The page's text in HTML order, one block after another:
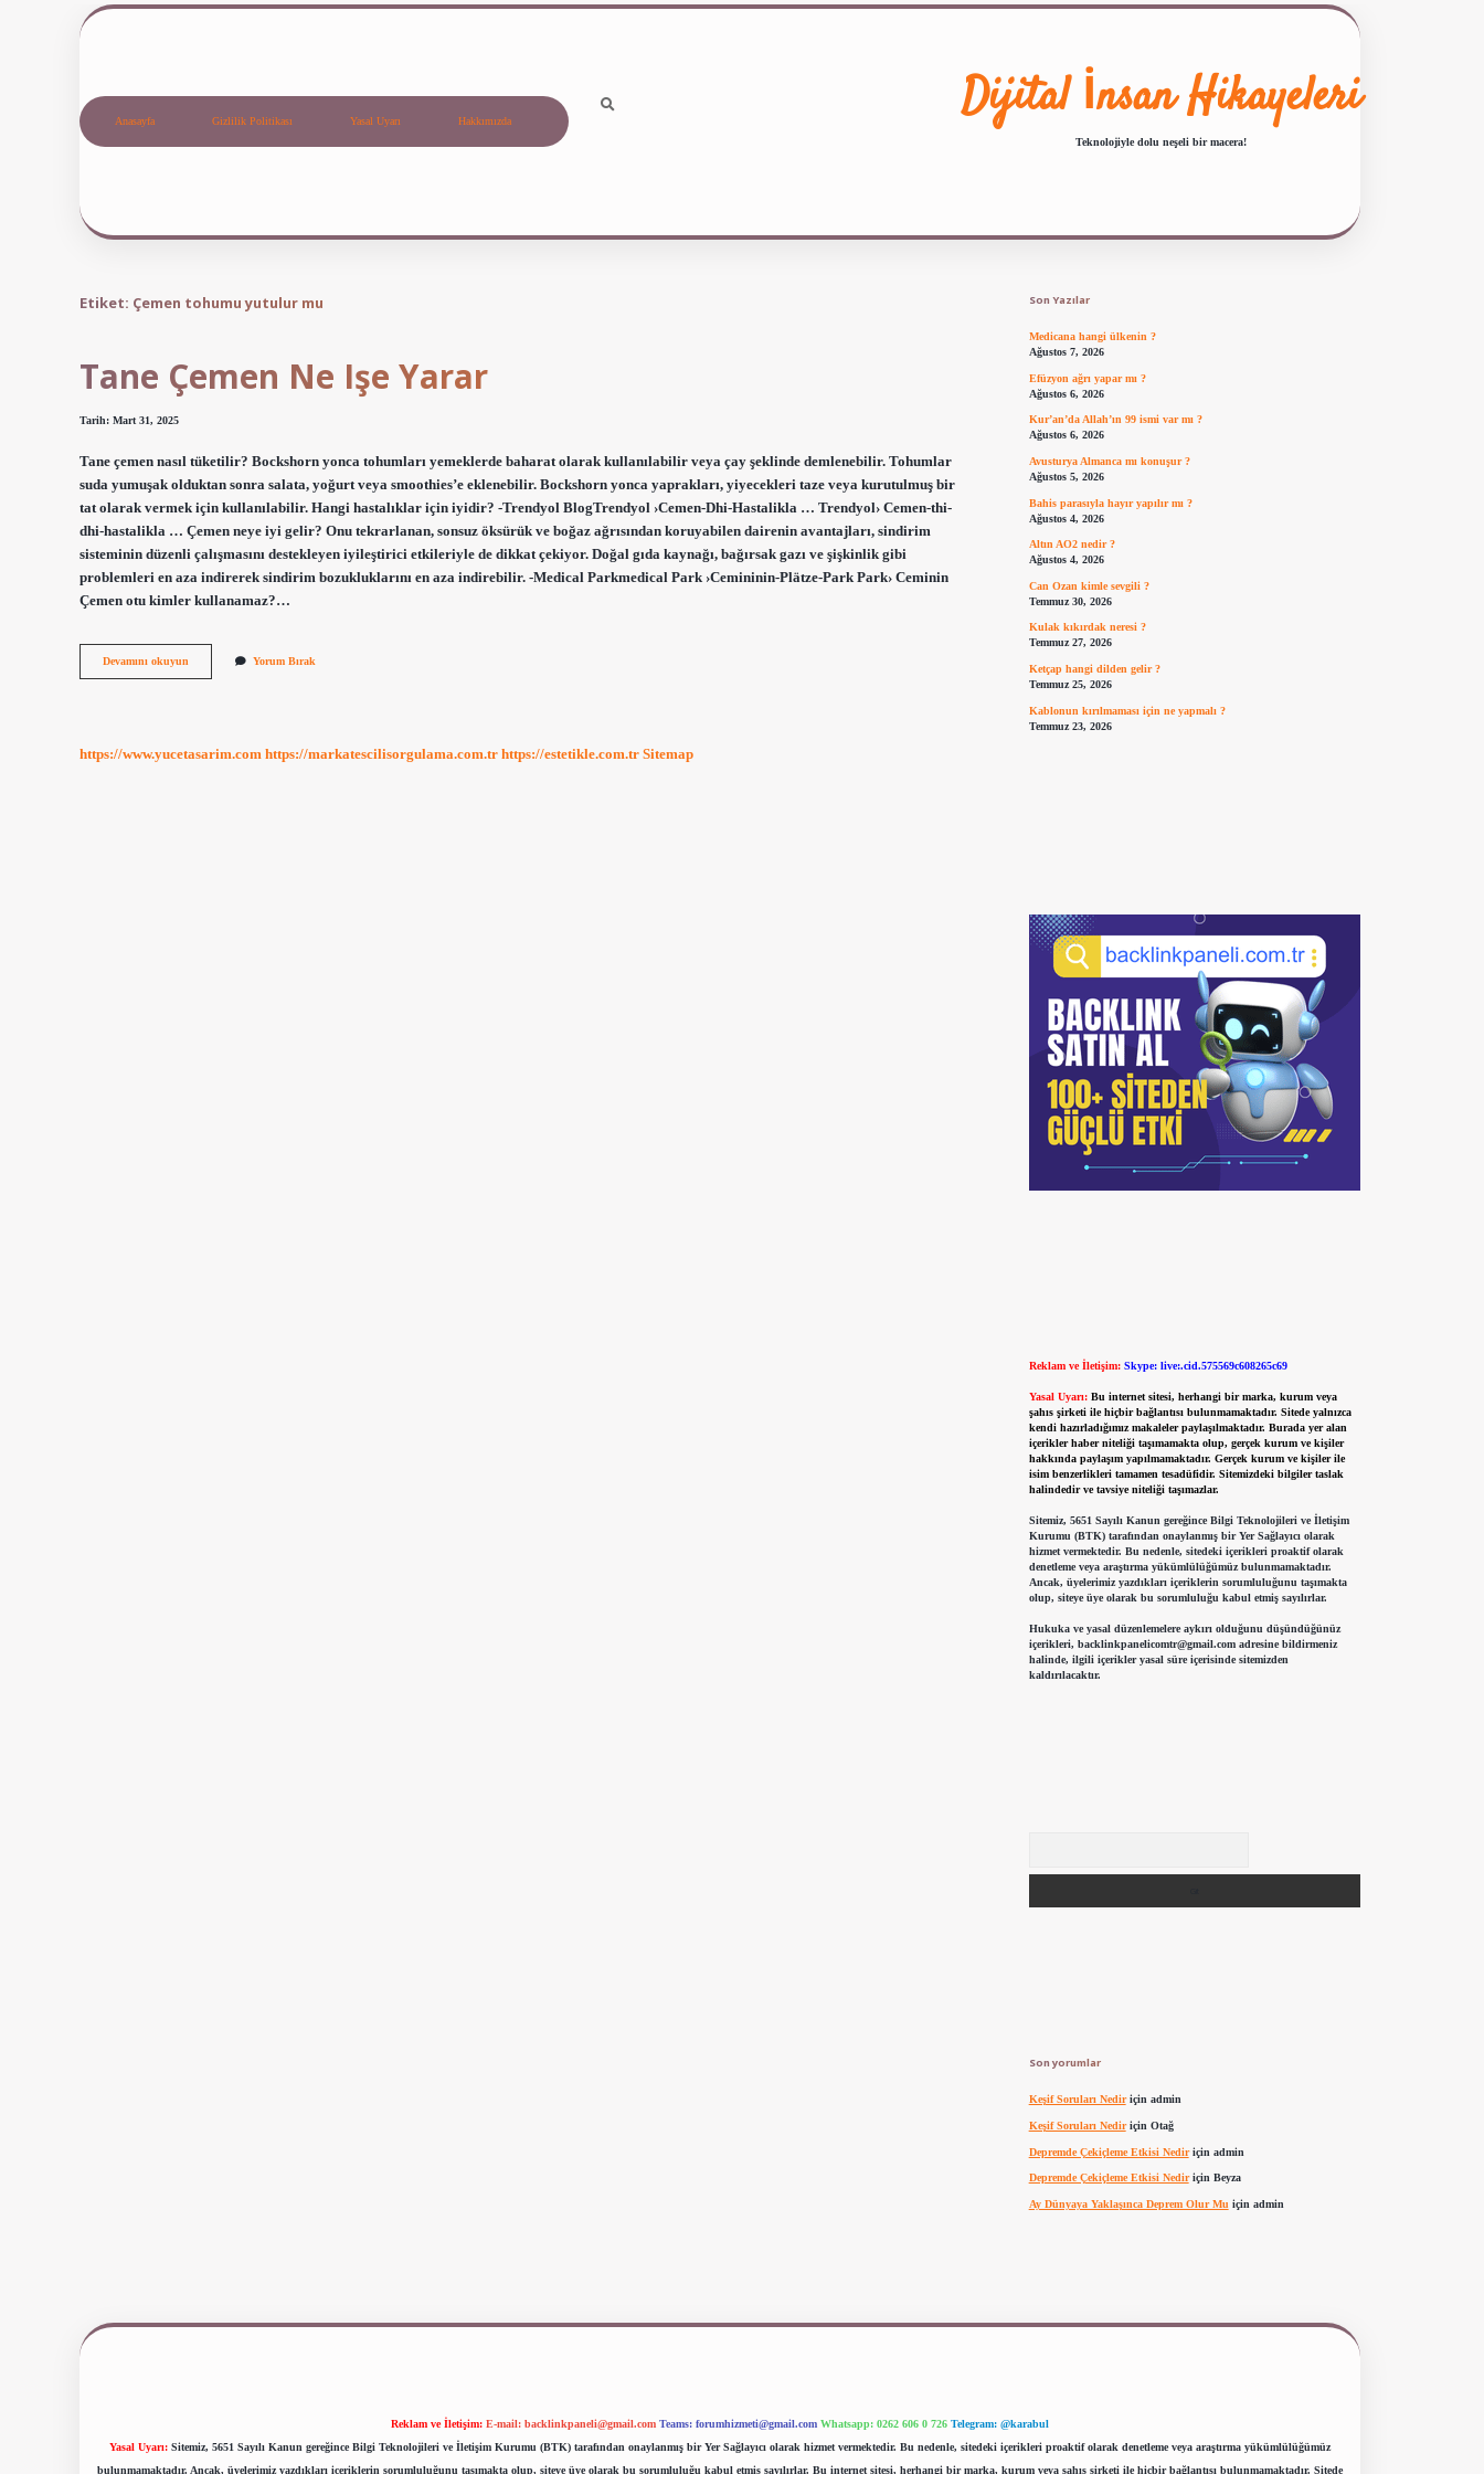
Anasayfa Gizlilik Politikası Yasal Uyarı Hakkımızda Dijital İnsan Hikayeleri
Teknolojiyle dolu neşeli bir macera!
Etiket: Çemen tohumu yutulur mu
Tane Çemen Ne Işe Yarar
Tarih: Mart 31, 2025
Tane çemen nasıl tüketilir? Bockshorn yonca tohumları yemeklerde baharat olarak kullanılabilir veya çay şeklinde demlenebilir. Tohumlar
suda yumuşak olduktan sonra salata, yoğurt veya smoothies’e eklenebilir. Bockshorn yonca yaprakları, yiyecekleri taze veya kurutulmuş bir
tat olarak vermek için kullanılabilir. Hangi hastalıklar için iyidir? -Trendyol BlogTrendyol ›Cemen-Dhi-Hastalikla … Trendyol› Cemen-thi-
dhi-hastalikla … Çemen neye iyi gelir? Onu tekrarlanan, sonsuz öksürük ve boğaz ağrısından koruyabilen dairenin avantajları, sindirim
sisteminin düzenli çalışmasını destekleyen iyileştirici etkileriyle de dikkat çekiyor. Doğal gıda kaynağı, bağırsak gazı ve şişkinlik gibi
problemleri en aza indirerek sindirim bozukluklarını en aza indirebilir. -Medical Parkmedical Park ›Cemininin-Plätze-Park Park› Ceminin
Çemen otu kimler kullanamaz?…
Devamını okuyun
Çemen
Yorum Bırak
https://www.yucetasarim.com https://markatescilisorgulama.com.tr https://estetikle.com.tr Sitemap
Son Yazılar
Medicana hangi ülkenin ?
Ağustos 7, 2026
Efüzyon ağrı yapar mı ?
Ağustos 6, 2026
Kur’an’da Allah’ın 99 ismi var mı ?
Ağustos 6, 2026
Avusturya Almanca mı konuşur ?
Ağustos 5, 2026
Bahis parasıyla hayır yapılır mı ?
Ağustos 4, 2026
Altın AO2 nedir ?
Ağustos 4, 2026
Can Ozan kimle sevgili ?
Temmuz 30, 2026
Kulak kıkırdak neresi ?
Temmuz 27, 2026
Ketçap hangi dilden gelir ?
Temmuz 25, 2026
Kablonun kırılmaması için ne yapmalı ?
Temmuz 23, 2026
Reklam ve İletişim: Skype: live:.cid.575569c608265c69
Yasal Uyarı: Bu internet sitesi, herhangi bir marka, kurum veya
şahıs şirketi ile hiçbir bağlantısı bulunmamaktadır. Sitede yalnızca
kendi hazırladığımız makaleler paylaşılmaktadır. Burada yer alan
içerikler haber niteliği taşımamakta olup, gerçek kurum ve kişiler
hakkında paylaşım yapılmamaktadır. Gerçek kurum ve kişiler ile
isim benzerlikleri tamamen tesadüfidir. Sitemizdeki bilgiler taslak
halindedir ve tavsiye niteliği taşımazlar.
Sitemiz, 5651 Sayılı Kanun gereğince Bilgi Teknolojileri ve İletişim
Kurumu (BTK) tarafından onaylanmış bir Yer Sağlayıcı olarak
hizmet vermektedir. Bu nedenle, sitedeki içerikleri proaktif olarak
denetleme veya araştırma yükümlülüğümüz bulunmamaktadır.
Ancak, üyelerimiz yazdıkları içeriklerin sorumluluğunu taşımakta
olup, siteye üye olarak bu sorumluluğu kabul etmiş sayılırlar.
Hukuka ve yasal düzenlemelere aykırı olduğunu düşündüğünüz
içerikleri, backlinkpanelicomtr@gmail.comadresine bildirmeniz
halinde, ilgili içerikler yasal süre içerisinde sitemizden
kaldırılacaktır.
Son yorumlar
Keşif Soruları Nediriçin admin
Keşif Soruları Nediriçin Otağ
Depremde Çekiçleme Etkisi Nediriçin admin
Depremde Çekiçleme Etkisi Nediriçin Beyza
Ay Dünyaya Yaklaşınca Deprem Olur Mu için admin
Reklam ve İletişim: E-mail: backlinkpaneli@gmail.com Teams: forumhizmeti@gmail.com Whatsapp: 0262 606 0 726 Telegram: @karabul
Yasal Uyarı: Sitemiz, 5651 Sayılı Kanun gereğince Bilgi Teknolojileri ve İletişim Kurumu (BTK) tarafından onaylanmış bir Yer Sağlayıcı olarak hizmet vermektedir. Bu nedenle, sitedeki içerikleri proaktif olarak denetleme veya araştırma yükümlülüğümüz
bulunmamaktadır. Ancak, üyelerimiz yazdıkları içeriklerin sorumluluğunu taşımakta olup, siteye üye olarak bu sorumluluğu kabul etmiş sayılırlar. Bu internet sitesi, herhangi bir marka, kurum veya şahıs şirketi ile hiçbir bağlantısı bulunmamaktadır. Sitede